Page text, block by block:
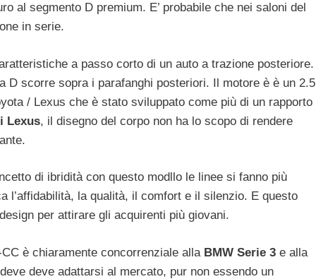
al segmento D premium. E’ probabile che nei saloni del
in serie.
a passo corto di un auto a trazione posteriore.
D scorre sopra i parafanghi posteriori. Il motore è è un 2.5
/ Lexus che è stato sviluppato come più di un rapporto
Lexus, il disegno del corpo non ha lo scopo di rendere
di ibridità con questo modllo le linee si fanno più
l’affidabilità, la qualità, il comfort e il silenzio. E questo
per attirare gli acquirenti più giovani.
è chiaramente concorrenziale alla BMW Serie 3 e alla
deve adattarsi al mercato, pur non essendo un